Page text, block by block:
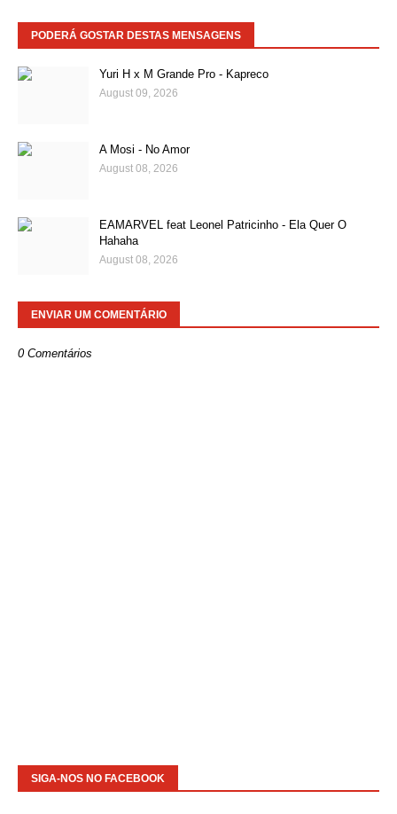
PODERÁ GOSTAR DESTAS MENSAGENS
Yuri H x M Grande Pro - Kapreco
August 09, 2026
A Mosi - No Amor
August 08, 2026
EAMARVEL feat Leonel Patricinho - Ela Quer O
Hahaha
August 08, 2026
ENVIAR UM COMENTÁRIO
0 Comentários
SIGA-NOS NO FACEBOOK